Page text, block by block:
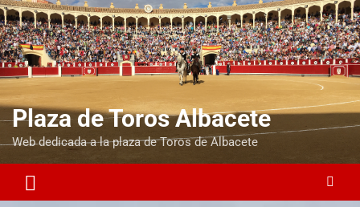
Plaza de Toros Albacete
Web dedicada a la plaza de Toros de Albacete